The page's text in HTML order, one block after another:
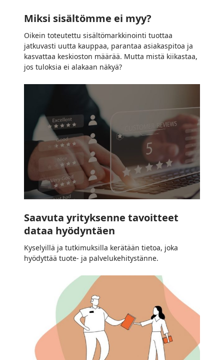
Miksi sisältömme ei myy?
Oikein toteutettu sisältömarkkinointi tuottaa
jatkuvasti uutta kauppaa, parantaa asiakaspitoa ja
kasvattaa keskioston määrää. Mutta mistä kiikastaa,
jos tuloksia ei alakaan näkyä?
tavoitteet
dataa
hyödyntäen
Saavuta yrityksenne tavoitteet
dataa hyödyntäen
Kyselyillä ja tutkimuksilla kerätään tietoa, joka
hyödyttää tuote- ja palvelukehitystänne.
Kohtaamisia
kirjakaupassa